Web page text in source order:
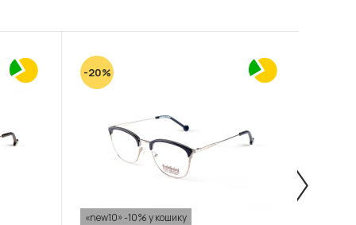
-20%
«new10» -10% у кошику